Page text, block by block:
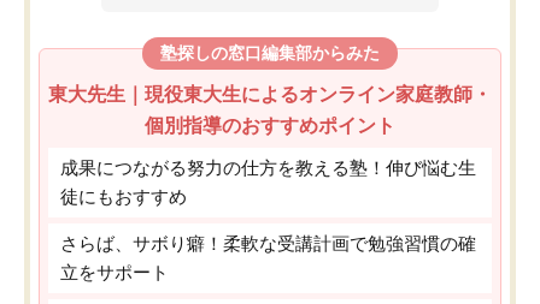
塾探しの窓口編集部からみた
東大先生｜現役東大生によるオンライン家庭教師・
個別指導のおすすめポイント
成果につながる努力の仕方を教える塾！伸び悩む生
徒にもおすすめ
さらば、サボり癖！柔軟な受講計画で勉強習慣の確
立をサポート